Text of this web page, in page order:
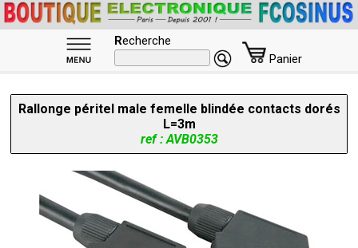
Recherche
Panier
Rallonge péritel male femelle blindée contacts dorés
L=3m
ref : AVB0353